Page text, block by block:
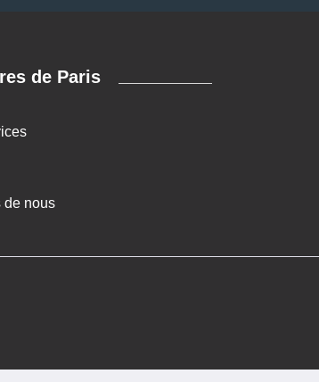
de Paris
de nous